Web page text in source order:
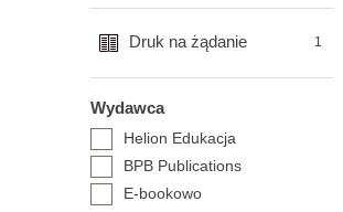
Druk na żądanie 1
Wydawca
Helion Edukacja
BPB Publications
E-bookowo